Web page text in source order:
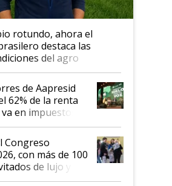
rotundo, ahora el
destaca las
del agro
invertir: "Los veo
de Aapresid
62% de la renta
en impuestos:
que en
sigan discutiendo
de hace 50
Congreso
con más de 100
de lujo y